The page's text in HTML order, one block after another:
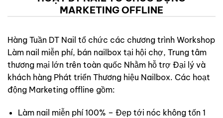
MARKETING OFFLINE
Hàng Tuần DT Nail tổ chức các chương trình Workshop
Làm nail miễn phí, bán nailbox tại hội chợ, Trung tâm
thương mại lớn trên toàn quốc Nhằm hỗ trợ Đại lý và
khách hàng Phát triển Thương hiệu Nailbox. Các hoạt
động Marketing offline gồm:
Làm nail miễn phí 100% – Đẹp tới nóc không tốn 1